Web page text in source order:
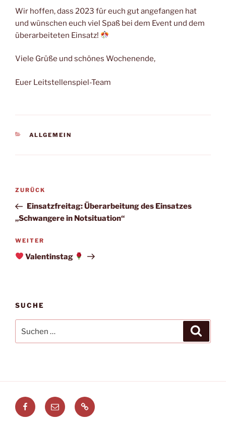
Wir hoffen, dass 2023 für euch gut angefangen hat
und wünschen euch viel Spaß bei dem Event und dem
überarbeiteten Einsatz!
Viele Grüße und schönes Wochenende,
Euer Leitstellenspiel-Team
KATEGORIEN
ALLGEMEIN
Beitragsnavigation
Vorheriger
Beitrag
ZURÜCK
Einsatzfreitag: Überarbeitung des Einsatzes
„Schwangere in Notsituation“
Nächster
Beitrag
WEITER
Valentinstag
SUCHE
nach:
Facebook
E-
Mail
Leitstellenspiel.de